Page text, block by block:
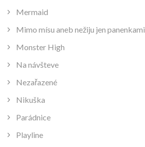
Mermaid
Mimo mísu aneb nežiju jen panenkami
Monster High
Na návšteve
Nezařazené
Nikuška
Parádnice
Playline